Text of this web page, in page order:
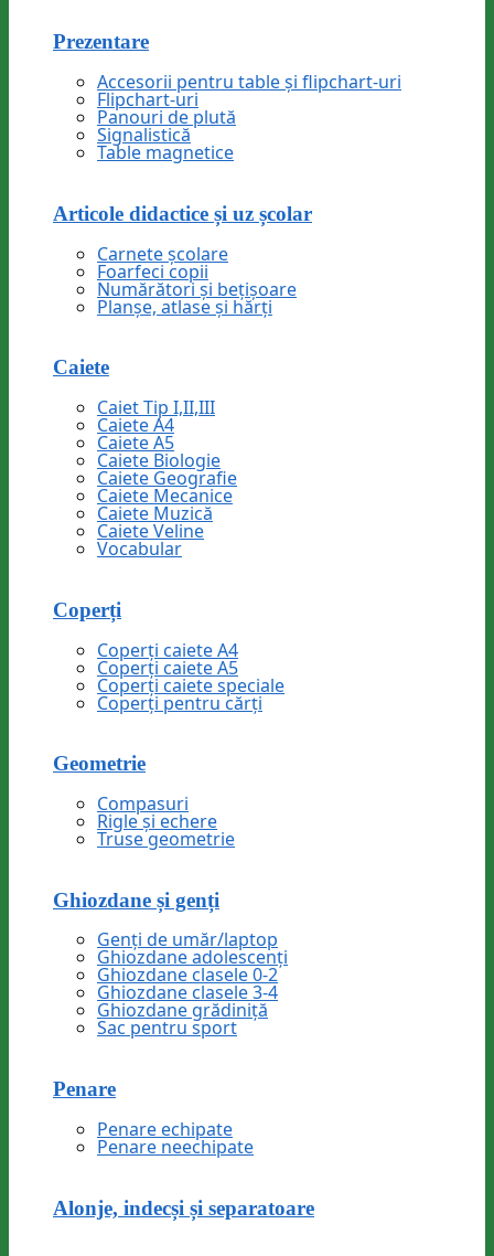
Prezentare
Accesorii pentru table și flipchart-uri
Flipchart-uri
Panouri de plută
Signalistică
Table magnetice
Articole didactice și uz școlar
Carnete școlare
Foarfeci copii
Numărători și bețișoare
Planșe, atlase și hărți
Caiete
Caiet Tip I,II,III
Caiete A4
Caiete A5
Caiete Biologie
Caiete Geografie
Caiete Mecanice
Caiete Muzică
Caiete Veline
Vocabular
Coperți
Coperți caiete A4
Coperți caiete A5
Coperți caiete speciale
Coperți pentru cărți
Geometrie
Compasuri
Rigle și echere
Truse geometrie
Ghiozdane și genți
Genți de umăr/laptop
Ghiozdane adolescenți
Ghiozdane clasele 0-2
Ghiozdane clasele 3-4
Ghiozdane grădiniță
Sac pentru sport
Penare
Penare echipate
Penare neechipate
Alonje, indecși și separatoare